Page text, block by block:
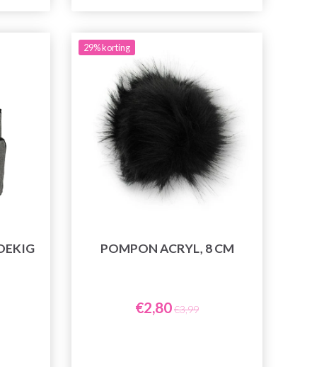
29% korting
POMPON ACRYL, 8 CM
€2,80€3,99